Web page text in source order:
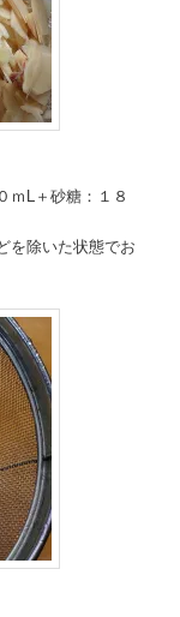
ｍL＋砂糖：１８
を除いた状態でお